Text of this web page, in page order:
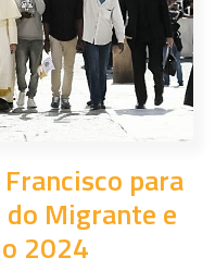
para
Migrante e
2024